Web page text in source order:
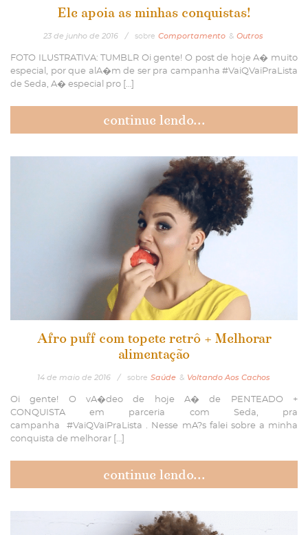
Ele apoia as minhas conquistas!
23 de junho de 2016 / sobre Comportamento & Outros
FOTO ILUSTRATIVA: TUMBLR Oi gente! O post de hoje A� muito
especial, por que alA�m de ser pra campanha #VaiQVaiPraLista
de Seda, A� especial pro […]
continue lendo...
Afro puff com topete retrô + Melhorar
alimentação
14 de maio de 2016 / sobre Saúde & Voltando Aos Cachos
Oi gente! O vA�deo de hoje A� de PENTEADO +
CONQUISTA em parceria com Seda, pra
campanha #VaiQVaiPraLista . Nesse mA?s falei sobre a minha
conquista de melhorar […]
continue lendo...